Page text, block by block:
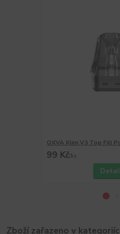
OXVA Xlim V3 Top Fill
99 Kč/ks
Zboží zařazeno v